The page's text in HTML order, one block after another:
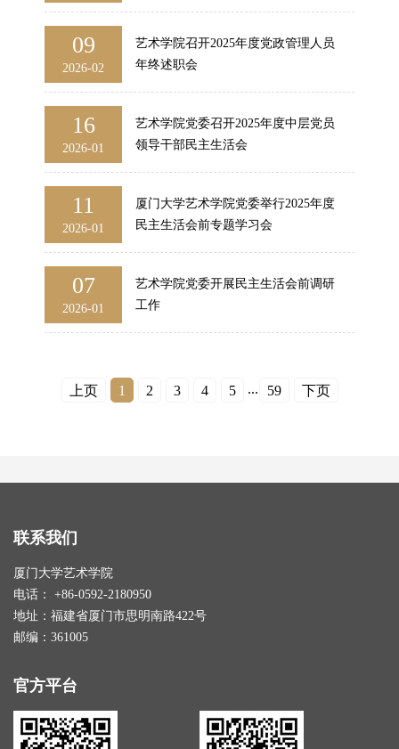
09
2026-02
艺术学院召开2025年度党政管理人员
年终述职会
16
2026-01
艺术学院党委召开2025年度中层党员
领导干部民主生活会
11
2026-01
厦门大学艺术学院党委举行2025年度
民主生活会前专题学习会
07
2026-01
艺术学院党委开展民主生活会前调研
工作
上页 1 2 3 4 5 ... 59 下页
联系我们
厦门大学艺术学院
电话： +86-0592-2180950
地址：福建省厦门市思明南路422号
邮编：361005
官方平台